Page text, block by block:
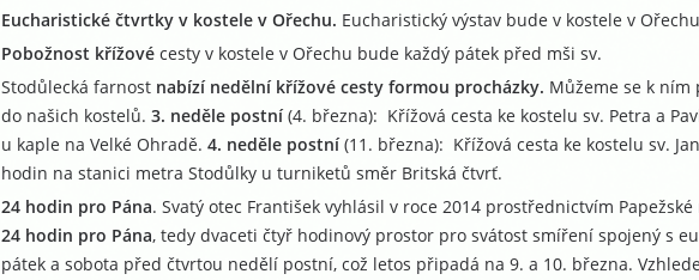
Eucharistické čtvrtky v kostele v Ořechu. Eucharistický výstav bude v kostele v
Pobožnost křížové cesty v kostele v Ořechu bude každý pátek před mši sv.
Stodůlecká farnost nabízí nedělní křížové cesty formou procházky. Můžeme se k
do našich kostelů. 3. neděle postní(4. března): Křížová cesta ke kostelu sv. Petra a
u kaple na Velké Ohradě. 4. neděle postní(11. března): Křížová cesta ke kostelu sv.
hodin na stanici metra Stodůlky u turniketů směr Britská čtvrť.
24 hodin pro Pána. Svatý otec František vyhlásil v roce 2014 prostřednictvím
24 hodin pro Pána, tedy dvaceti čtyř hodinový prostor pro svátost smíření spojený s
pátek a sobota před čtvrtou nedělí postní, což letos připadá na 9. a 10. března.